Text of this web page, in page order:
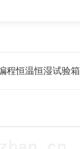
程恒温恒湿试验箱